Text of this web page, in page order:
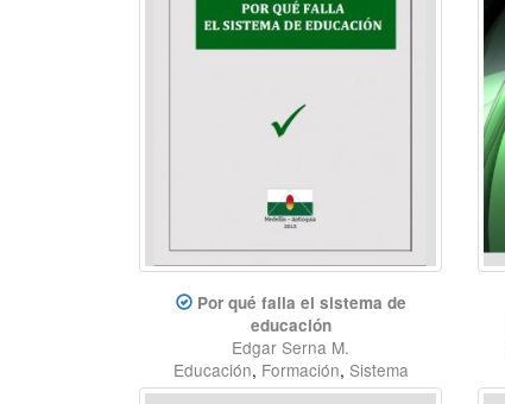
Por qué falla el sistema de
educación
Edgar Serna M.
Educación, Formación, Sistema
educativo,Desarrollo